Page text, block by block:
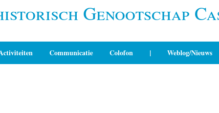
Genootschap
Communicatie Colofon | Weblog/Nieuws